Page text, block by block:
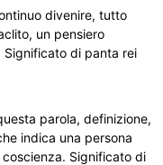
divenire, tutto
un pensiero
Significato di panta rei
parola, definizione,
indica una persona
Significato di